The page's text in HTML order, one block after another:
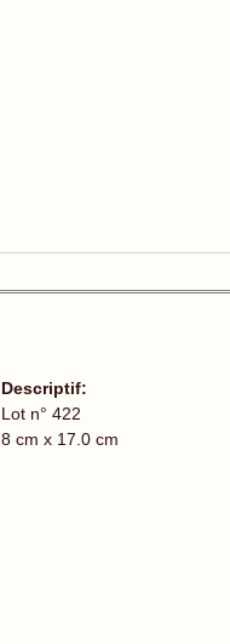
Descriptif:
Lot n° 422
8 cm x 17.0 cm